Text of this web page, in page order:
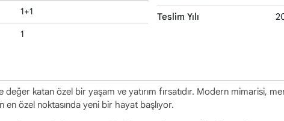
1+1
1
Teslim Yılı
değer katan özel bir yaşam ve yatırım fırsatıdır. Modern mimarisi,
en özel noktasında yeni bir hayat başlıyor.